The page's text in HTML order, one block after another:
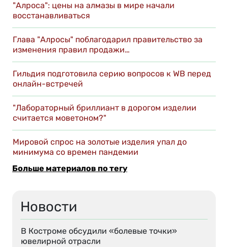
Новости
В Костроме обсудили «болевые точки»
ювелирной отрасли
"Алроса": цены на алмазы в мире начали
восстанавливаться
Глава "Алросы" поблагодарил правительство за
изменения правил продажи…
Гильдия подготовила серию вопросов к WB перед
онлайн-встречей
"Лабораторный бриллиант в дорогом изделии
считается моветоном?"
Мировой спрос на золотые изделия упал до
минимума со времен пандемии
Больше материалов по тегу